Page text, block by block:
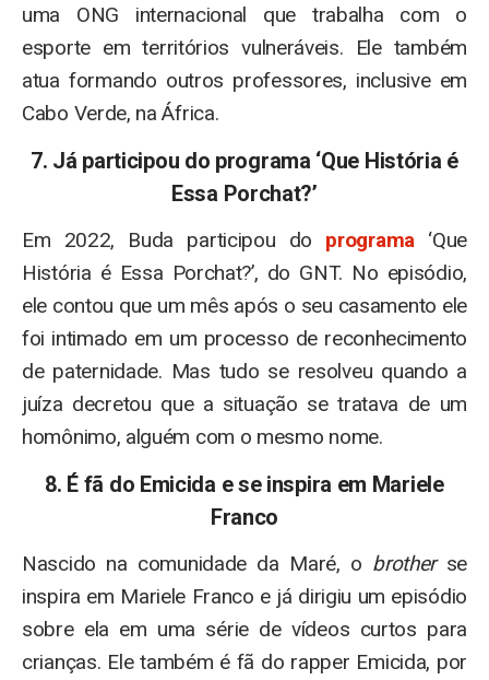
uma ONG internacional que trabalha com o
esporte em territórios vulneráveis. Ele também
atua formando outros professores, inclusive em
Cabo Verde, na África.
7. Já participou do programa ‘Que História é
Essa Porchat?’
Em 2022, Buda participou do programa‘Que
História é Essa Porchat?’, do GNT. No episódio,
ele contou que um mês após o seu casamento ele
foi intimado em um processo de reconhecimento
de paternidade. Mas tudo se resolveu quando a
juíza decretou que a situação se tratava de um
homônimo, alguém com o mesmo nome.
8. É fã do Emicida e se inspira em Mariele
Franco
Nascido na comunidade da Maré, o brotherse
inspira em Mariele Franco e já dirigiu um episódio
sobre ela em uma série de vídeos curtos para
crianças. Ele também é fã do rapper Emicida, por